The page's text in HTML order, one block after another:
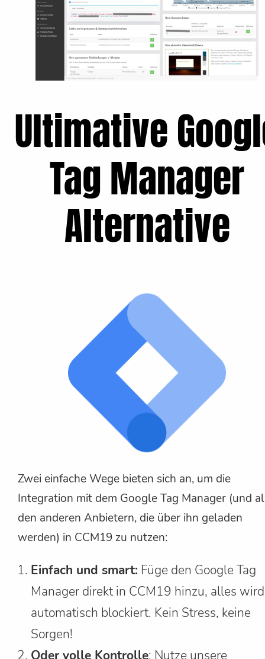
Ultimative
Tag Manager
Alternative
Zwei einfache Wege bieten sich an, um die
Integration mit dem Google Tag Manager (und
den anderen Anbietern, die über ihn geladen
werden) in CCM19 zu nutzen:
Einfach und smart: Füge den Google Tag
Manager direkt in CCM19 hinzu, alles wird
automatisch blockiert. Kein Stress, keine
Sorgen!
Oder volle Kontrolle: Nutze unsere